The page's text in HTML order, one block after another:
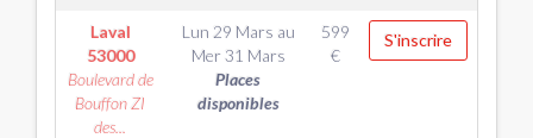
Laval
53000
Boulevard de
Bouffon ZI
des...
Lun 29 Mars au
Mer 31 Mars
Places
disponibles
599
€
S'inscrire